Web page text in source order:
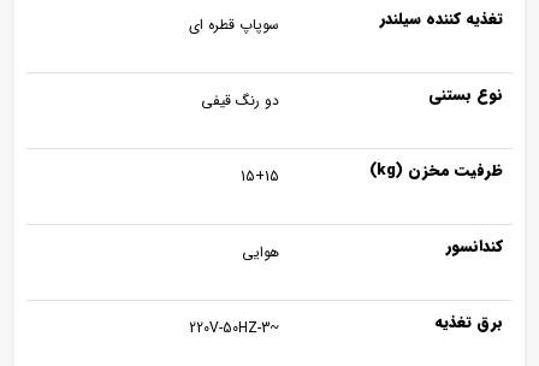
تغذیه کننده سیلندر سوپاپ قطره ای
نوع بستنی دو رنگ قیفی
ظرفیت مخزن (kg) 15+15
کندانسور هوایی
برق تغذیه ~220V-50HZ-3